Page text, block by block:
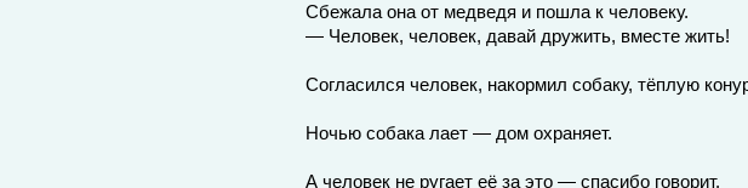
Сбежала она от медведя и пошла к человеку.
— Человек, человек, давай дружить, вместе жить!
Согласился человек, накормил собаку, тёплую
Ночью собака лает — дом охраняет.
А человек не ругает её за это — спасибо говорит.